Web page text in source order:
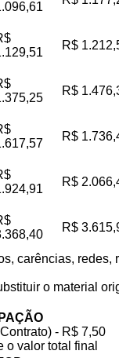
R$
R$
R$
R$
R$
carências,
o material
- R$ 7,50
o valor total final